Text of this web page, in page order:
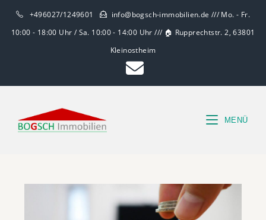
+496027/1249601
info@bogsch-immobilien.de /// Mo. - Fr.
10:00 - 18:00 Uhr / Sa. 10:00 - 14:00 Uhr /// 🏠 Rupprechtstr. 2, 63801
Kleinostheim
MENÜ